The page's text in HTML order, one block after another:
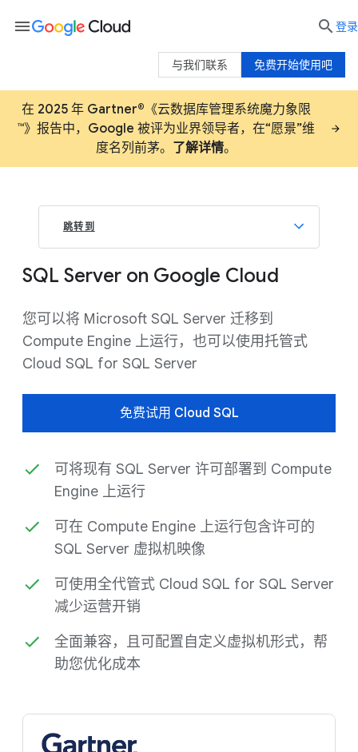
在 2025 年 Gartner®《云数据库管理系统魔力象限
™》报告中，Google 被评为业界领导者，在“愿景”维
度名列前茅。 了解详情。
跳转到
SQL Server on Google Cloud
您可以将 Microsoft SQL Server 迁移到
Compute Engine 上运行，也可以使用托管式
Cloud SQL for SQL Server
免费试用 Cloud SQL
可将现有 SQL Server 许可部署到 Compute
Engine 上运行
可在 Compute Engine 上运行包含许可的
SQL Server 虚拟机映像
可使用全代管式 Cloud SQL for SQL Server
减少运营开销
全面兼容，且可配置自定义虚拟机形式，帮
助您优化成本
menu  登录
免费开始使用吧
与我们联系